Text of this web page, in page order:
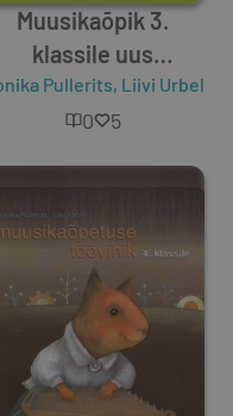
Muusikaõpik 3.
klassile uus
õppekava
Pullerits, Liivi Urbel
0 5